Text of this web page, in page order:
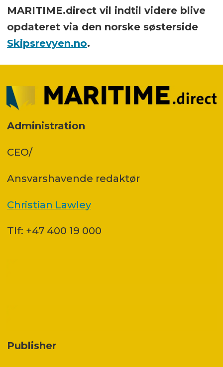
MARITIME.direct vil indtil videre blive
opdateret via den norske søsterside
Skipsrevyen.no.
Administration
CEO/
Ansvars­havende redaktør
Christian Lawley
Tlf: +47 400 19 000
Publisher